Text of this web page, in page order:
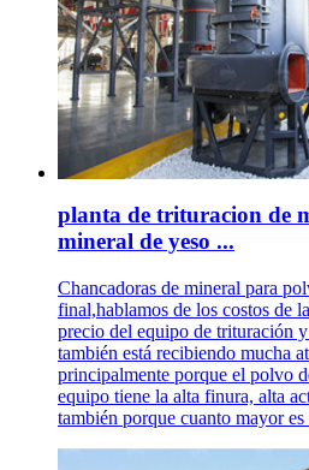
planta de trituracion de
mineral de yeso ...
Chancadoras de mineral para
final,hablamos de los costos de
precio del equipo de trituración
también está recibiendo mucha
principalmente porque el polvo
equipo tiene la alta finura, alta
también porque cuanto mayor es